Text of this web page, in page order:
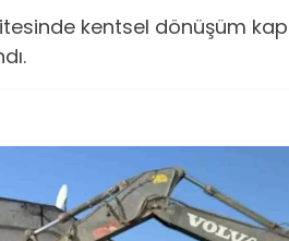
kentsel dönüşüm